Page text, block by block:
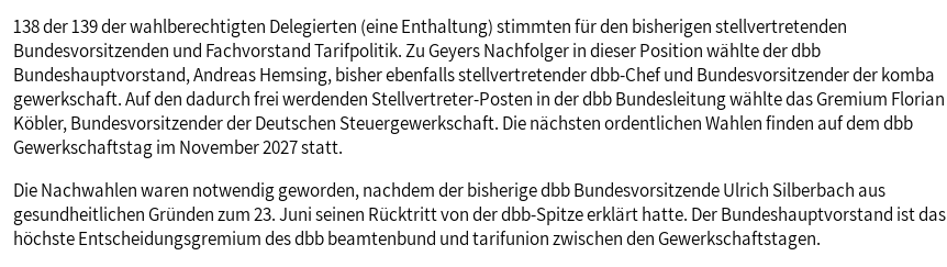
138 der 139 der wahlberechtigten Delegierten (eine Enthaltung) stimmten für den bisherigen stellvertretenden
Bundesvorsitzenden und Fachvorstand Tarifpolitik. Zu Geyers Nachfolger in dieser Position wählte der dbb
Bundeshauptvorstand, Andreas Hemsing, bisher ebenfalls stellvertretender dbb-Chef und Bundesvorsitzender der komba
gewerkschaft. Auf den dadurch frei werdenden Stellvertreter-Posten in der dbb Bundesleitung wählte das Gremium Florian
Köbler, Bundesvorsitzender der Deutschen Steuergewerkschaft. Die nächsten ordentlichen Wahlen finden auf dem dbb
Gewerkschaftstag im November 2027 statt.
Die Nachwahlen waren notwendig geworden, nachdem der bisherige dbb Bundesvorsitzende Ulrich Silberbach aus
gesundheitlichen Gründen zum 23. Juni seinen Rücktritt von der dbb-Spitze erklärt hatte. Der Bundeshauptvorstand ist das
höchste Entscheidungsgremium des dbb beamtenbund und tarifunion zwischen den Gewerkschaftstagen.